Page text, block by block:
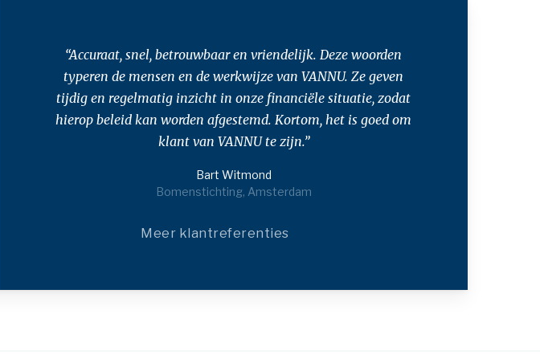
“Accuraat, snel, betrouwbaar en vriendelijk. Deze woorden
typeren de mensen en de werkwijze van VANNU. Ze geven
tijdig en regelmatig inzicht in onze financiële situatie, zodat
hierop beleid kan worden afgestemd. Kortom, het is goed om
klant van VANNU te zijn.”
Bart Witmond
Bomenstichting, Amsterdam
Meer klantreferenties